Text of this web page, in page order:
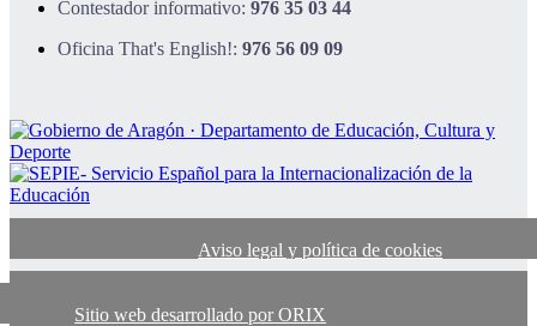
Contestador informativo: 976 35 03 44
Oficina That's English!: 976 56 09 09
Aviso legal y política de cookies
Sitio web desarrollado por ORIX